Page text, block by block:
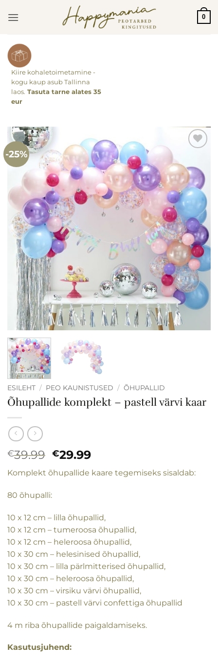
0
Kiire kohaletoimetamine -
kogu kaup asub Tallinna
laos. Tasuta tarne alates 35
eur
-25%
soovinimekirja
ESILEHT / PEO KAUNISTUSED / ÕHUPALLID
Õhupallide komplekt – pastell värvi kaar
€39.99 Algne
hind
oli:
€29.99Praegune
hind
on:
Komplekt õhupallide kaare tegemiseks sisaldab:
80 õhupalli:
10 x 12 cm – lilla õhupallid,
10 x 12 cm – tumeroosa õhupallid,
10 x 12 cm – heleroosa õhupallid,
10 x 30 cm – helesinised õhupallid,
10 x 30 cm – lilla pärlmitterised õhupallid,
10 x 30 cm – heleroosa õhupallid,
10 x 30 cm – virsiku värvi õhupallid,
10 x 30 cm – pastell värvi confettiga õhupallid
4 m riba õhupallide paigaldamiseks.
Kasutusjuhend: